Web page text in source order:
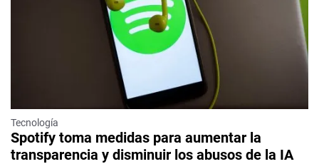
Tecnología
Spotify toma medidas para aumentar la
transparencia y disminuir los abusos de la IA